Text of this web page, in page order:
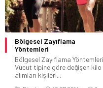
Bölgesel Zayıflama
Yöntemleri
Bölgesel Zayıflama Yöntemleri
Vücut tipine göre değişen kilo
alımları kişileri...